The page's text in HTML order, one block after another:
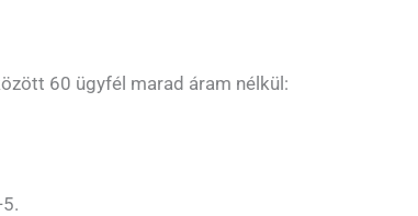
60 ügyfél marad áram nélkül: